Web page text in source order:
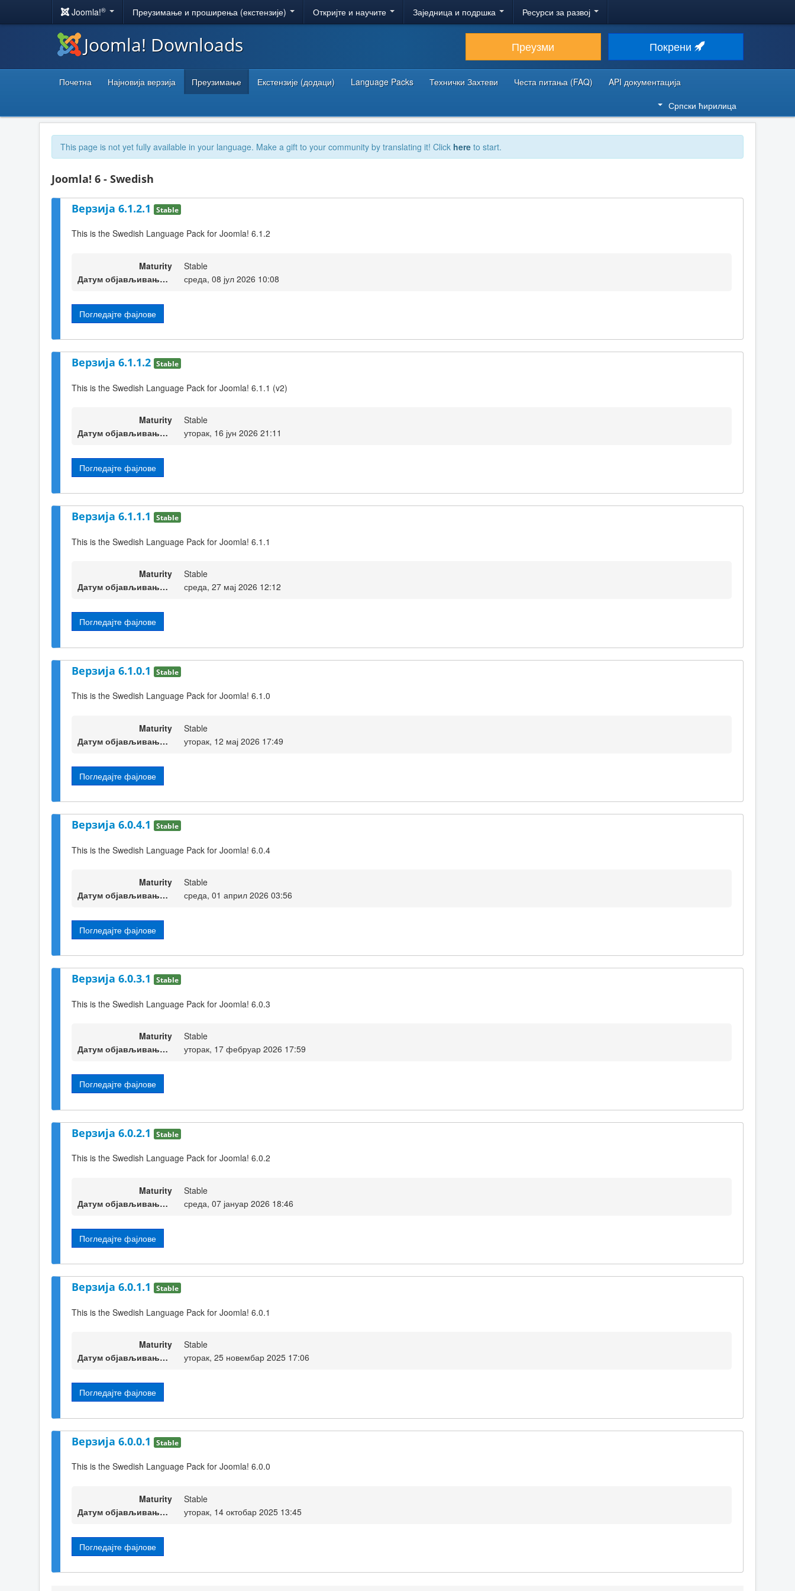
Joomla!® Преузимање и проширења (екстензије) Откријте и научите Заједница и подршка Ресурси за развој
Joomla! Downloads Преузми Покрени
Почетна Најновија верзија Преузимање Екстензије (додаци) Language Packs Технички Захтеви Честа питања (FAQ)
API документација
Српски ћирилица
This page is not yet fully available in your language. Make a gift to your community by translating it! Click here to start.
Joomla! 6 - Swedish
Верзија 6.1.2.1 Stable
This is the Swedish Language Pack for Joomla! 6.1.2
Maturity
Stable
Датум објављивања верзије
среда, 08 јул 2026 10:08
Погледајте фајлове
Верзија 6.1.1.2 Stable
This is the Swedish Language Pack for Joomla! 6.1.1 (v2)
Maturity
Stable
Датум објављивања верзије
уторак, 16 јун 2026 21:11
Погледајте фајлове
Верзија 6.1.1.1 Stable
This is the Swedish Language Pack for Joomla! 6.1.1
Maturity
Stable
Датум објављивања верзије
среда, 27 мај 2026 12:12
Погледајте фајлове
Верзија 6.1.0.1 Stable
This is the Swedish Language Pack for Joomla! 6.1.0
Maturity
Stable
Датум објављивања верзије
уторак, 12 мај 2026 17:49
Погледајте фајлове
Верзија 6.0.4.1 Stable
This is the Swedish Language Pack for Joomla! 6.0.4
Maturity
Stable
Датум објављивања верзије
среда, 01 април 2026 03:56
Погледајте фајлове
Верзија 6.0.3.1 Stable
This is the Swedish Language Pack for Joomla! 6.0.3
Maturity
Stable
Датум објављивања верзије
уторак, 17 фебруар 2026 17:59
Погледајте фајлове
Верзија 6.0.2.1 Stable
This is the Swedish Language Pack for Joomla! 6.0.2
Maturity
Stable
Датум објављивања верзије
среда, 07 јануар 2026 18:46
Погледајте фајлове
Верзија 6.0.1.1 Stable
This is the Swedish Language Pack for Joomla! 6.0.1
Maturity
Stable
Датум објављивања верзије
уторак, 25 новембар 2025 17:06
Погледајте фајлове
Верзија 6.0.0.1 Stable
This is the Swedish Language Pack for Joomla! 6.0.0
Maturity
Stable
Датум објављивања верзије
уторак, 14 октобар 2025 13:45
Погледајте фајлове